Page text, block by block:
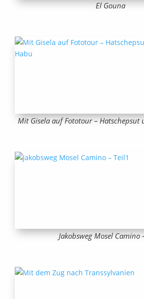
El Gouna
Mit Gisela auf Fototour – Hatschepsut
Jakobsweg Mosel Camino